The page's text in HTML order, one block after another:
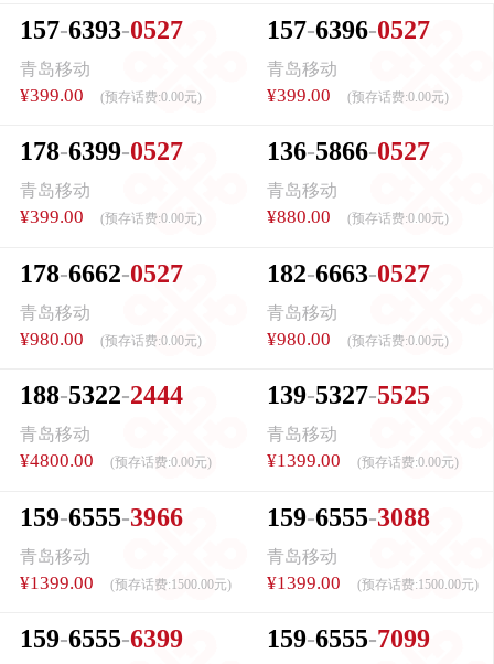
157 6393 0527
青岛移动
¥399.00 (预存话费:0.00元)
157 6396 0527
青岛移动
¥399.00 (预存话费:0.00元)
178 6399 0527
青岛移动
¥399.00 (预存话费:0.00元)
136 5866 0527
青岛移动
¥880.00 (预存话费:0.00元)
178 6662 0527
青岛移动
¥980.00 (预存话费:0.00元)
182 6663 0527
青岛移动
¥980.00 (预存话费:0.00元)
188 5322 2444
青岛移动
¥4800.00 (预存话费:0.00元)
139 5327 5525
青岛移动
¥1399.00 (预存话费:0.00元)
159 6555 3966
青岛移动
¥1399.00 (预存话费:1500.00元)
159 6555 3088
青岛移动
¥1399.00 (预存话费:1500.00元)
159 6555 6399 159 6555 7099